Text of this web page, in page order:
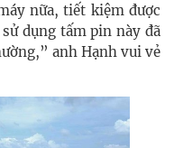
nữa, tiết kiệm được
dụng tấm pin này đã
anh Hạnh vui vẻ